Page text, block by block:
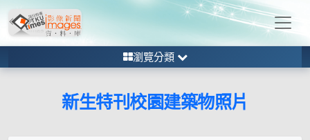
瀏覽分類
新生特刊校園建築物照片